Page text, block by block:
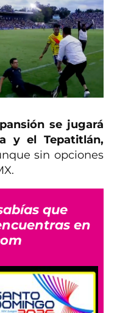
se jugará
y el Tepatitlán,
sin opciones
que
en